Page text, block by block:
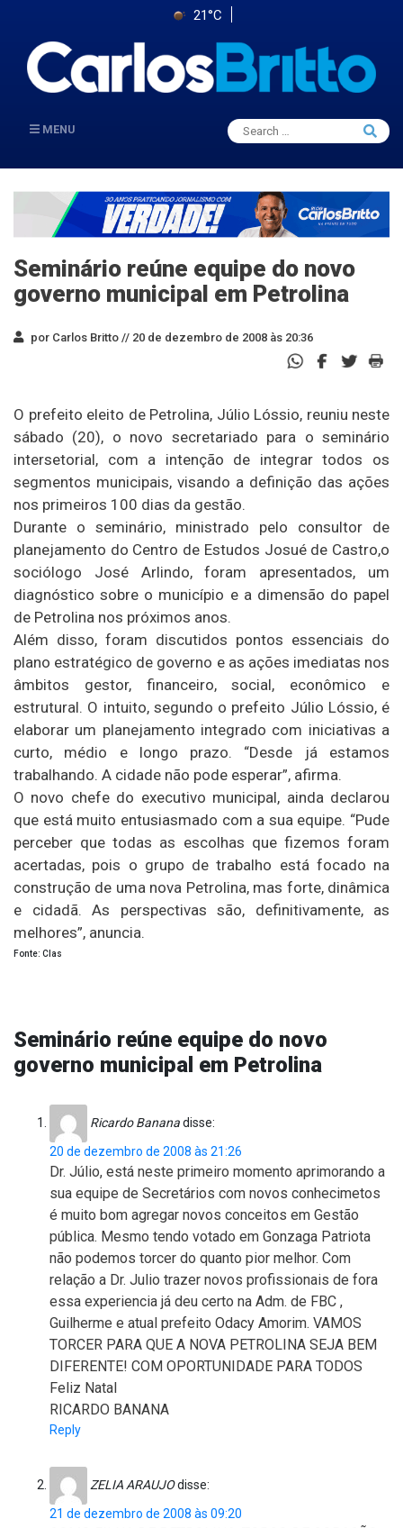
21°C
MENU
Search
for:
Search
Seminário reúne equipe do novo
governo municipal em Petrolina
por Carlos Britto // 20 de dezembro de 2008 às 20:36
O prefeito eleito de Petrolina, Júlio Lóssio, reuniu neste
sábado (20), o novo secretariado para o seminário
intersetorial, com a intenção de integrar todos os
segmentos municipais, visando a definição das ações
nos primeiros 100 dias da gestão.
Durante o seminário, ministrado pelo consultor de
planejamento do Centro de Estudos Josué de Castro,o
sociólogo José Arlindo, foram apresentados, um
diagnóstico sobre o município e a dimensão do papel
de Petrolina nos próximos anos.
Além disso, foram discutidos pontos essenciais do
plano estratégico de governo e as ações imediatas nos
âmbitos gestor, financeiro, social, econômico e
estrutural. O intuito, segundo o prefeito Júlio Lóssio, é
elaborar um planejamento integrado com iniciativas a
curto, médio e longo prazo. “Desde já estamos
trabalhando. A cidade não pode esperar”, afirma.
O novo chefe do executivo municipal, ainda declarou
que está muito entusiasmado com a sua equipe. “Pude
perceber que todas as escolhas que fizemos foram
acertadas, pois o grupo de trabalho está focado na
construção de uma nova Petrolina, mas forte, dinâmica
e cidadã. As perspectivas são, definitivamente, as
melhores”, anuncia.
Fonte: Clas
Seminário reúne equipe do novo
governo municipal em Petrolina
Ricardo Bananadisse:
20 de dezembro de 2008 às 21:26
Dr. Júlio, está neste primeiro momento aprimorando a
sua equipe de Secretários com novos conhecimetos
é muito bom agregar novos conceitos em Gestão
pública. Mesmo tendo votado em Gonzaga Patriota
não podemos torcer do quanto pior melhor. Com
relação a Dr. Julio trazer novos profissionais de fora
essa experiencia já deu certo na Adm. de FBC ,
Guilherme e atual prefeito Odacy Amorim. VAMOS
TORCER PARA QUE A NOVA PETROLINA SEJA BEM
DIFERENTE! COM OPORTUNIDADE PARA TODOS
Feliz Natal
RICARDO BANANA
Reply
ZELIA ARAUJOdisse:
21 de dezembro de 2008 às 09:20